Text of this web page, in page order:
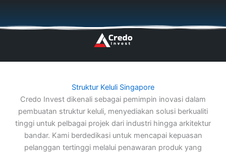
content
Struktur Keluli Singapore
Credo Invest dikenali sebagai pemimpin inovasi dalam
pembuatan struktur keluli, menyediakan solusi berkualiti
tinggi untuk pelbagai projek dari industri hingga arkitektur
bandar. Kami berdedikasi untuk mencapai kepuasan
pelanggan tertinggi melalui penawaran produk yang